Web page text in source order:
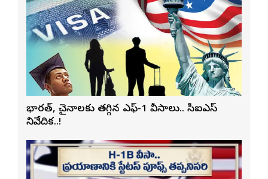
భారత్, చైనాలకు తగ్గిన ఎఫ్-1 వీసాలు.. సీఐఎస్
నివేదిక..!